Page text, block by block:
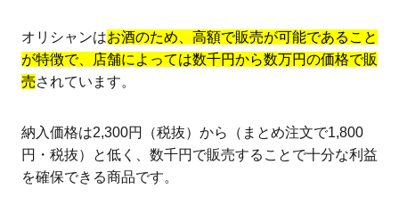
オリシャンはお酒のため、高額で販売が可能であること
が特徴で、店舗によっては数千円から数万円の価格で販
売されています。
納入価格は2,300円（税抜）から（まとめ注文で1,800
円・税抜）と低く、数千円で販売することで十分な利益
を確保できる商品です。